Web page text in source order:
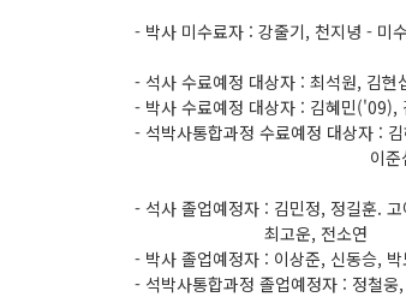
- 박사 미수료자 : 강줄기, 천지녕 - 미
- 석사 수료예정 대상자 : 최석원, 김현
- 박사 수료예정 대상자 : 김혜민('09),
- 석박사통합과정 수료예정 대상자 :
이준섭, 이하늬,
- 석사 졸업예정자 : 김민정, 정길훈.
최고운, 전소연
- 박사 졸업예정자 : 이상준, 신동승,
- 석박사통합과정 졸업예정자 : 정철